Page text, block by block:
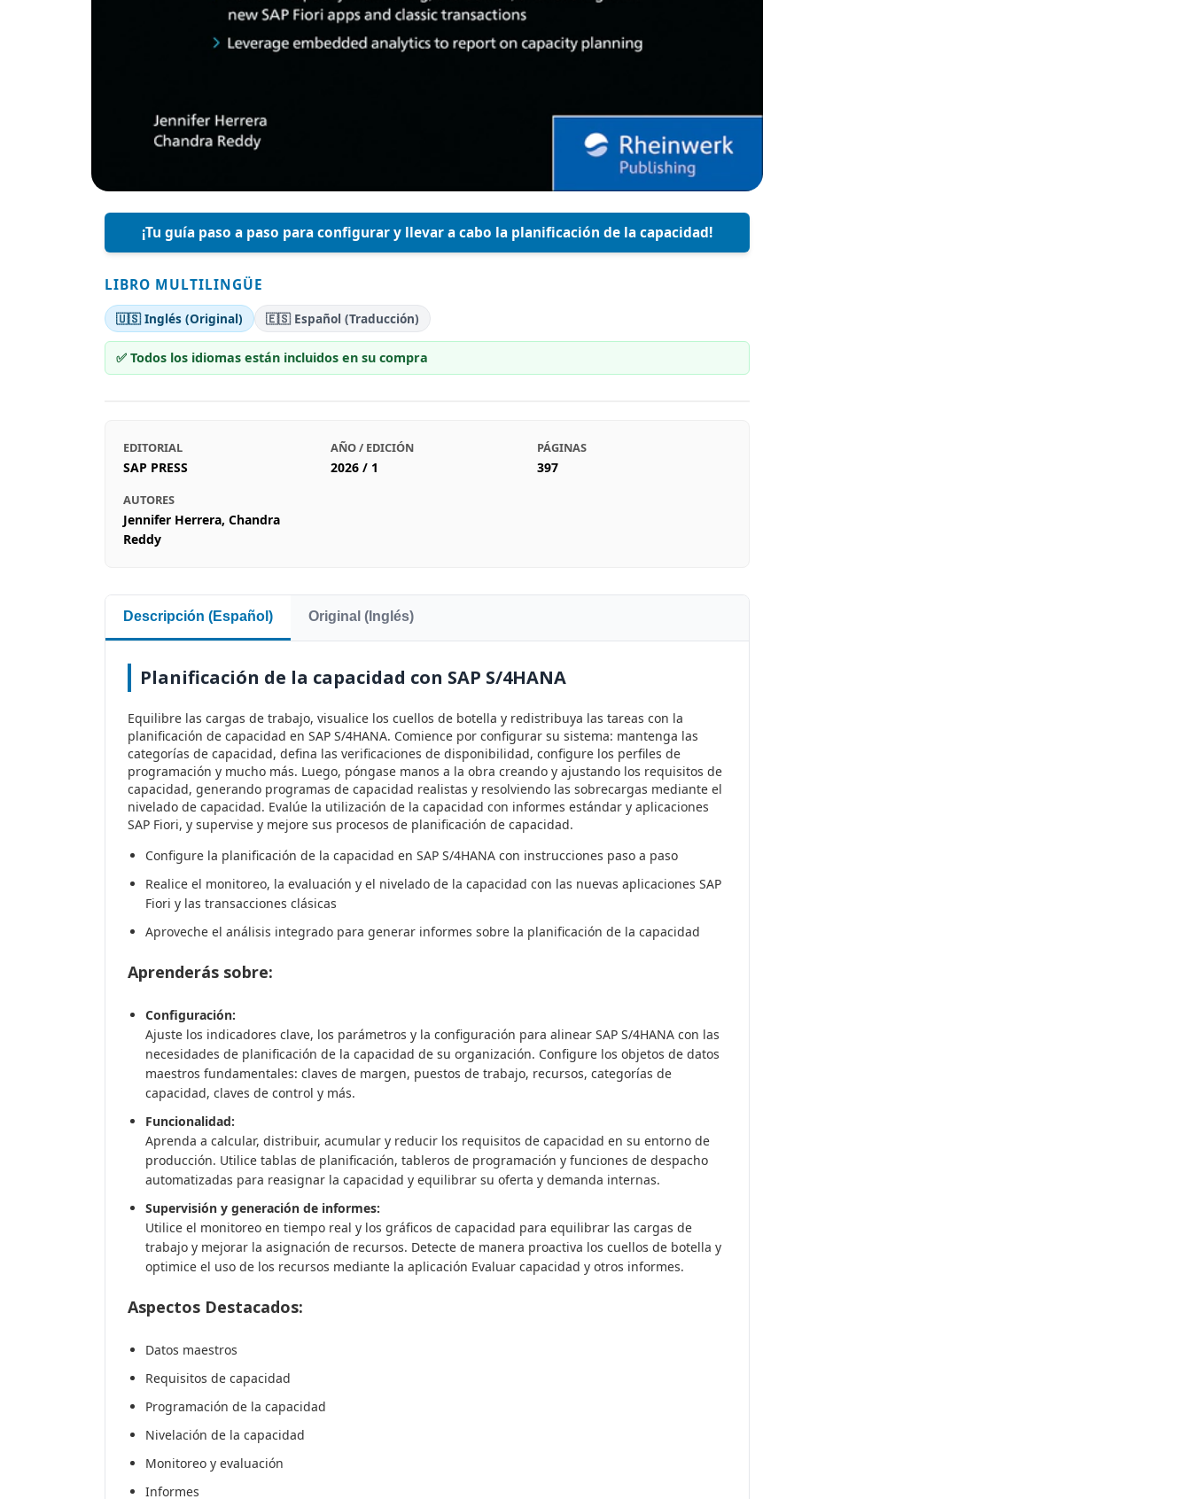
¡Tu guía paso a paso para configurar y llevar a cabo la planificación de la capacidad!
LIBRO MULTILINGÜE
🇺🇸 Inglés (Original) 🇪🇸 Español (Traducción)
✅ Todos los idiomas están incluidos en su compra
EDITORIAL
SAP PRESS
AÑO / EDICIÓN
2026 / 1
PÁGINAS
397
AUTORES
Jennifer Herrera, Chandra
Reddy
Descripción (Español) Original (Inglés)
Planificación de la capacidad con SAP S/4HANA
Equilibre las cargas de trabajo, visualice los cuellos de botella y redistribuya las tareas con la
planificación de capacidad en SAP S/4HANA. Comience por configurar su sistema: mantenga las
categorías de capacidad, defina las verificaciones de disponibilidad, configure los perfiles de
programación y mucho más. Luego, póngase manos a la obra creando y ajustando los requisitos de
capacidad, generando programas de capacidad realistas y resolviendo las sobrecargas mediante el
nivelado de capacidad. Evalúe la utilización de la capacidad con informes estándar y aplicaciones
SAP Fiori, y supervise y mejore sus procesos de planificación de capacidad.
Configure la planificación de la capacidad en SAP S/4HANA con instrucciones paso a paso
Realice el monitoreo, la evaluación y el nivelado de la capacidad con las nuevas aplicaciones SAP
Fiori y las transacciones clásicas
Aproveche el análisis integrado para generar informes sobre la planificación de la capacidad
Aprenderás sobre:
Configuración:
Ajuste los indicadores clave, los parámetros y la configuración para alinear SAP S/4HANA con las
necesidades de planificación de la capacidad de su organización. Configure los objetos de datos
maestros fundamentales: claves de margen, puestos de trabajo, recursos, categorías de
capacidad, claves de control y más.
Funcionalidad:
Aprenda a calcular, distribuir, acumular y reducir los requisitos de capacidad en su entorno de
producción. Utilice tablas de planificación, tableros de programación y funciones de despacho
automatizadas para reasignar la capacidad y equilibrar su oferta y demanda internas.
Supervisión y generación de informes:
Utilice el monitoreo en tiempo real y los gráficos de capacidad para equilibrar las cargas de
trabajo y mejorar la asignación de recursos. Detecte de manera proactiva los cuellos de botella y
optimice el uso de los recursos mediante la aplicación Evaluar capacidad y otros informes.
Aspectos Destacados:
Datos maestros
Requisitos de capacidad
Programación de la capacidad
Nivelación de la capacidad
Monitoreo y evaluación
Informes